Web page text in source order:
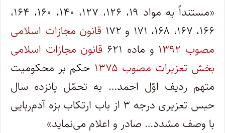
«مستنداً به مواد ۱۹، ۱۲۶، ۱۲۷، ۱۴۰، ۱۶۰، ۱۶۴،
۱۶۶، ۱۶۷، ۱۶۸، ۱۷۱ و ۱۷۲
قانون مجازات اسلامی
مصوب ۱۳۹۲
و ماده ۶۲۱
قانون مجازات اسلامی
بخش تعزیرات مصوب ۱۳۷۵
حکم بر محکومیت
متهم ردیف اوّل احمد… به تحمّل پانزده سال
حبس تعزیری درجه ۳ از باب ارتکاب بزه آدم‌ربایی
با وصف مشدد… صادر و اعلام می‌نماید»